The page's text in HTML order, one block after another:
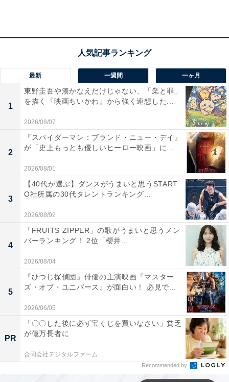
＞＞次ページ：5位までのランキング結果
【おすすめ記事】
・
2021年子役のタレントパワーランキング【男の子編】！
3位「城桧吏」、2位「翔」、1位は？
本田望結、“美人3姉妹”スリーショットを投稿！ 「可愛す
ぎやないか…」
「モデルさんみたい」つるの剛士が三女と次男のおそろ
いコーデ写真を披露「かわいすぎる」
辻希美、家族3人で仲良くプリクラ！ デカ目効果に「み
んなMattになる」
【関連リンク】
タレントパワーランキング
最新 一週間 一ヶ月
1
東野圭吾や湊かなえだけじゃない、「業と罪」
を描く『映画ちいかわ』から強く連想した...
2026/08/07
2
『スパイダーマン：ブランド・ニュー・デイ』
が「史上もっとも優しいヒーロー映画」に...
2026/08/01
3
【40代が選ぶ】ダンスがうまいと思うSTART
O社所属の30代タレントランキング...
2026/08/02
4
「FRUITS ZIPPER」の歌がうまいと思うメン
バーランキング！ 2位「櫻井...
2026/08/04
5
『ひつじ探偵団』俳優の主演映画『マスター
ズ・オブ・ユニバース』が面白い！ 必見で...
2026/06/05
PR
「〇〇した後に必ず宝くじを買いなさい」貧乏
が億万長者に
合同会社デジタルファーム
Recommended by